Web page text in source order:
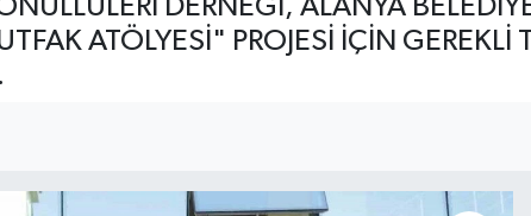
DERNEĞİ, ALANYA
ATÖLYESİ" PROJESİ İÇİN GEREKLİ